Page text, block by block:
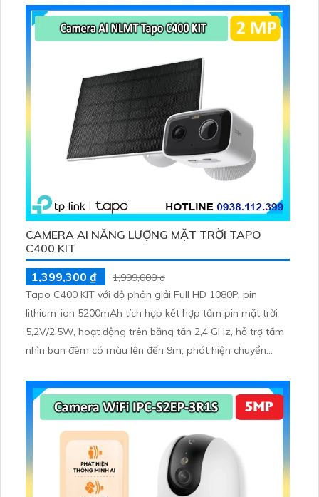
tiện, lưu trữ thẻ microSD tối đa 512 GB
CAMERA AI NĂNG LƯỢNG MẶT TRỜI TAPO
C400 KIT
1,399,300 ₫
1,999,000 ₫
Tapo C400 KIT với độ phân giải Full HD 1080P, pin
lithium-ion 5200mAh tích hợp kết hợp tấm pin mặt trời
5,2V/2,5W, hoạt động trên băng tần 2,4 GHz, hỗ trợ tầm
nhìn ban đêm có màu lên đến 9m, phát hiện chuyển
thẻ microSD lên đến 512GB